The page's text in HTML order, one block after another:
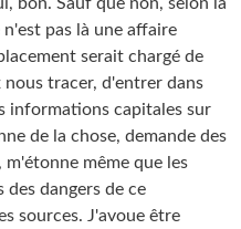
bon. Sauf que non, selon la
pas là une affaire
serait chargé de
nous tracer, d'entrer dans
informations capitales sur
de la chose, demande des
même que les
des dangers de ce
sources. J'avoue être